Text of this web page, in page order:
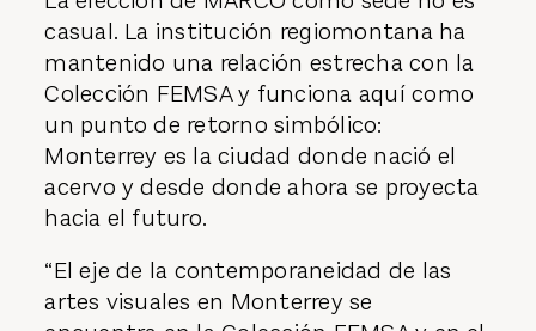
casual. La institución regiomontana ha
mantenido una relación estrecha con la
Colección FEMSA y funciona aquí como
un punto de retorno simbólico:
Monterrey es la ciudad donde nació el
acervo y desde donde ahora se proyecta
hacia el futuro.
“El eje de la contemporaneidad de las
artes visuales en Monterrey se